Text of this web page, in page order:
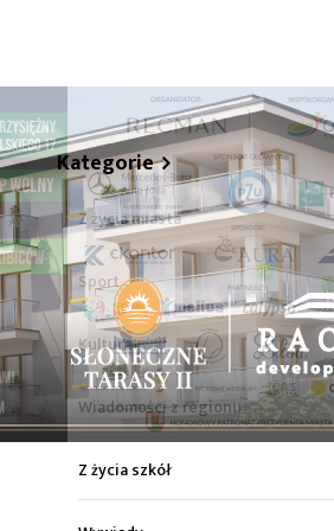
Kategorie
Z życia miasta
Sport
Kultura
Wiadomości z regionu
Z życia szkół